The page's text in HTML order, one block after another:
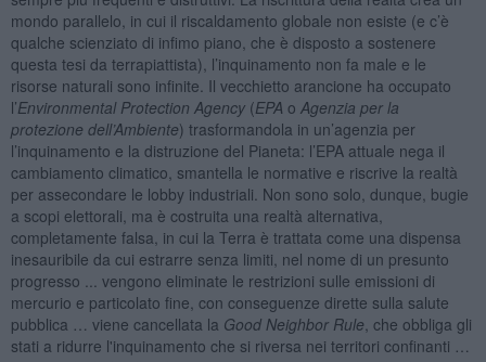
mondo parallelo, in cui il riscaldamento globale non esiste (e c’è
qualche scienziato di infimo piano, che è disposto a sostenere
questa tesi da terrapiattista), l’inquinamento non fa male e le
risorse naturali sono infinite. Il vecchietto arancione ha occupato
l’Environmental Protection Agency (EPA o Agenzia per la
protezione dell’Ambiente) trasformandola in un’agenzia per
l’inquinamento e la distruzione del Pianeta: l’EPA attuale nega il
cambiamento climatico, smantella le normative e riscrive la realtà
per assecondare le lobby industriali. Non sono solo, dunque, bugie
a scopi elettorali, ma è costruita una realtà alternativa,
completamente falsa, in cui la Terra è trattata come una dispensa
inesauribile da cui estrarre senza limiti, nel nome di un presunto
progresso ... vengono eliminate le restrizioni sulle emissioni di
mercurio e particolato fine, con conseguenze dirette sulla salute
pubblica … viene cancellata la Good Neighbor Rule , che obbliga gli
stati a ridurre l'inquinamento che si riversa nei territori confinanti …